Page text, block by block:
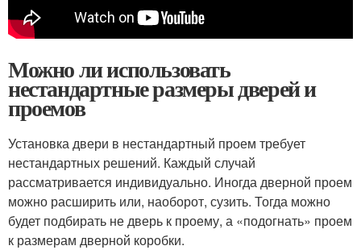
Можно ли использовать
нестандартные размеры дверей и
проемов
Установка двери в нестандартный проем требует
нестандартных решений. Каждый случай
рассматривается индивидуально. Иногда дверной проем
можно расширить или, наоборот, сузить. Тогда можно
будет подбирать не дверь к проему, а «подогнать» проем
к размерам дверной коробки.